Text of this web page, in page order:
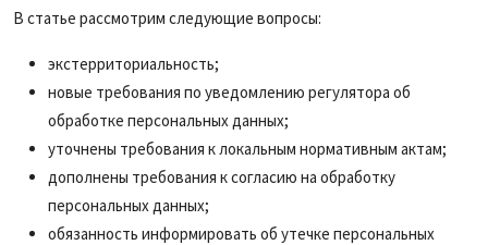
В статье рассмотрим следующие вопросы:
экстерриториальность;
новые требования по уведомлению регулятора об
обработке персональных данных;
уточнены требования к локальным нормативным актам;
дополнены требования к согласию на обработку
персональных данных;
обязанность информировать об утечке персональных